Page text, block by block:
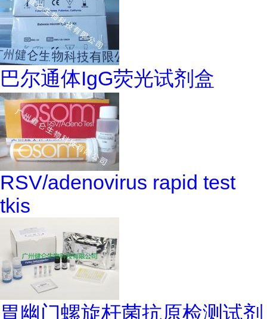
巴尔通体IgG荧光试剂盒
RSV/adenovirus rapid test
tkis
胃幽门螺旋杆菌抗原检测试剂